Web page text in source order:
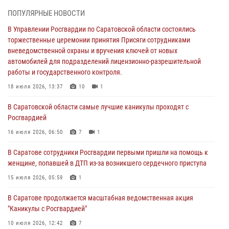
В Саратовской области самые лучшие каникулы проходят с
Росгвардией
16 июля 2026, 06:50 7 1
В Саратове сотрудники Росгвардии первыми пришли на помощь к
женщине, попавшей в ДТП из-за возникшего сердечного приступа
В Саратове продолжается масштабная ведомственная акция
"Каникулы с Росгвардией"
В Саратовской области при содействии спецназа Росгвардии
задержан подозреваемый в незаконном обороте наркотиков
В Саратове для семей военнослужащих и сотрудников Росгвардии
состоялся большой семейный праздник
ПОПУЛЯРНЫЕ НОВОСТИ
В Управлении Росгвардии по Саратовской области состоялись
торжественные церемонии принятия Присяги сотрудниками
вневедомственной охраны и вручения ключей от новых
автомобилей для подразделений лицензионно-разрешительной
работы и государственного контроля.
18 июля 2026, 13:37 10 1
В Саратовской области самые лучшие каникулы проходят с
Росгвардией
16 июля 2026, 06:50 7 1
В Саратове сотрудники Росгвардии первыми пришли на помощь к
женщине, попавшей в ДТП из-за возникшего сердечного приступа
15 июля 2026, 05:59 1
В Саратове продолжается масштабная ведомственная акция
"Каникулы с Росгвардией"
10 июля 2026, 12:42 7